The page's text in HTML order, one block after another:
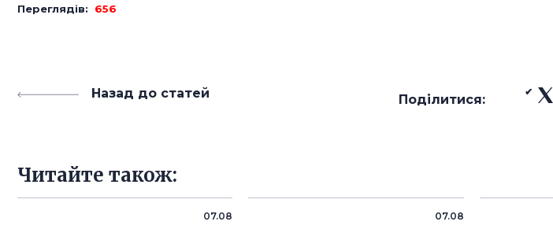
Переглядів: 656
Назад до статей Поділитися:
Читайте також:
07.08 07.08